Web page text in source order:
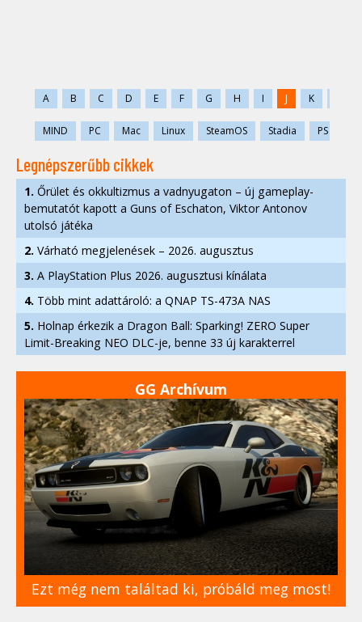
A B C D E F G H I J K
MIND PC Mac Linux SteamOS Stadia PS
Legnépszerűbb cikkek
1. Őrület és okkultizmus a vadnyugaton – új gameplay-
bemutatót kapott a Guns of Eschaton, Viktor Antonov
utolsó játéka
2. Várható megjelenések – 2026. augusztus
3. A PlayStation Plus 2026. augusztusi kínálata
4. Több mint adattároló: a QNAP TS-473A NAS
5. Holnap érkezik a Dragon Ball: Sparking! ZERO Super
Limit-Breaking NEO DLC-je, benne 33 új karakterrel
GG Archívum
Ezt még nem találtad ki, próbáld meg most!